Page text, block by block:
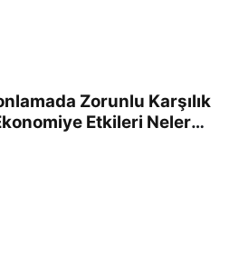
Zorunlu Karşılık
Etkileri Neler